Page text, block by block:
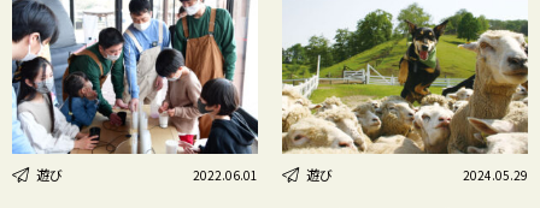
遊び 2022.06.01 遊び 2024.05.29